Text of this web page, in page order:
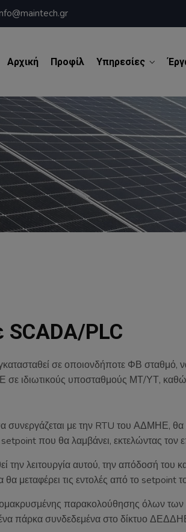
Αρχική Προφίλ Υπηρεσίες
SCADA/PLC
σε οποιονδήποτε ΦΒ σταθμό,
ιδιωτικούς υποσταθμούς ΜΤ/ΥΤ, καθώς
με την RTU του ΑΔΜΗΕ, θα
που θα λαμβάνει, εκτελώντας τον
λειτουργία αυτού, την απόδοσή του
θα μεταφέρει τις εντολές από το
παρακολούθησης όλων
πάρκα συνδεδεμένα στο δίκτυο